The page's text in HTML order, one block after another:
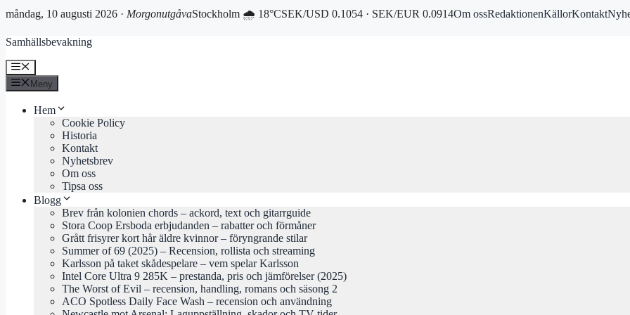
måndag, 10 augusti 2026 · MorgonutgåvaStockholm 🌧 18°CSEK/USD 0.1054 · SEK/EUR 0.0914Om ossRedaktionenKällorKontakt
till
Samhällsbevakning
Meny
Meny
Hem
Cookie Policy
Historia
Kontakt
Nyhetsbrev
Om oss
Tipsa oss
Blogg
Brev från kolonien chords – ackord, text och gitarrguide
Stora Coop Ersboda erbjudanden – rabatter och förmåner
Grått frisyrer kort hår äldre kvinnor – föryngrande stilar
Summer of 69 (2025) – Recension, rollista och streaming
Karlsson på taket skådespelare – vem spelar Karlsson
Intel Core Ultra 9 285K – prestanda, pris och jämförelser (2025)
The Worst of Evil – recension, handling, romans och säsong 2
ACO Spotless Daily Face Wash – recension och användning